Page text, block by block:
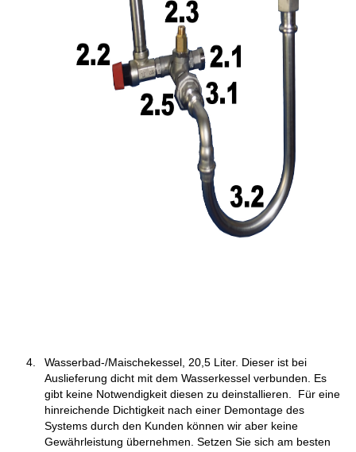
Wasserbad-/Maischekessel, 20,5 Liter. Dieser ist bei
Auslieferung dicht mit dem Wasserkessel verbunden. Es
gibt keine Notwendigkeit diesen zu deinstallieren. Für eine
hinreichende Dichtigkeit nach einer Demontage des
Systems durch den Kunden können wir aber keine
Gewährleistung übernehmen. Setzen Sie sich am besten